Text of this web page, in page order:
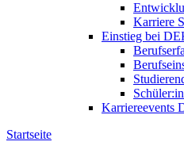
Karriere
Einstieg bei
Karriereevents
Startseite